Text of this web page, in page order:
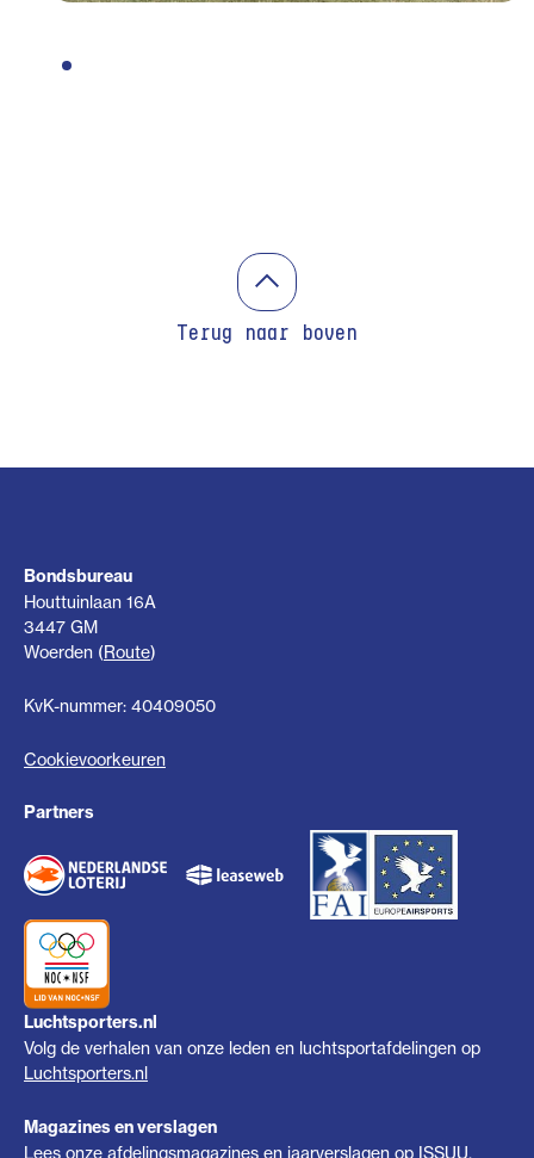
Terug naar boven
Bondsbureau
Houttuinlaan 16A
3447 GM
Woerden (Route)
KvK-nummer: 40409050
Cookievoorkeuren
Partners
Luchtsporters.nl
Volg de verhalen van onze leden en luchtsportafdelingen op
Luchtsporters.nl
Magazines en verslagen
Lees onze afdelingsmagazines en jaarverslagen op ISSUU.